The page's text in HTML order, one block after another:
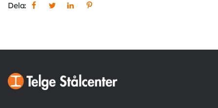
Dela: